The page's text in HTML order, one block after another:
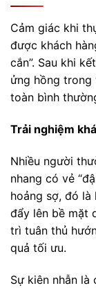
Cảm giác khi
được khách
cắn”. Sau khi
ửng hồng trong
toàn bình
Trải nghiệm
Nhiều người
nhang có vẻ
hoảng sợ, đó
đẩy lên bề mặt
trì tuân thủ
quả tối ưu.
Sự kiên nhẫn là